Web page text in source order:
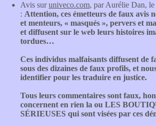
Avis suruniveco.com, par Aurélie Dan,
: Attention, ces émetteurs de faux avis
et menteurs, « masqués », pervers et
et diffusent sur le web leurs histoires
tordues…
Ces individus malfaisants diffusent de
sous des dizaines de faux profils, et
identifier pour les traduire en justice.
Tous leurs commentaires sont faux,
concernent en rien la ou LES
SÉRIEUSES qui sont visées par ces